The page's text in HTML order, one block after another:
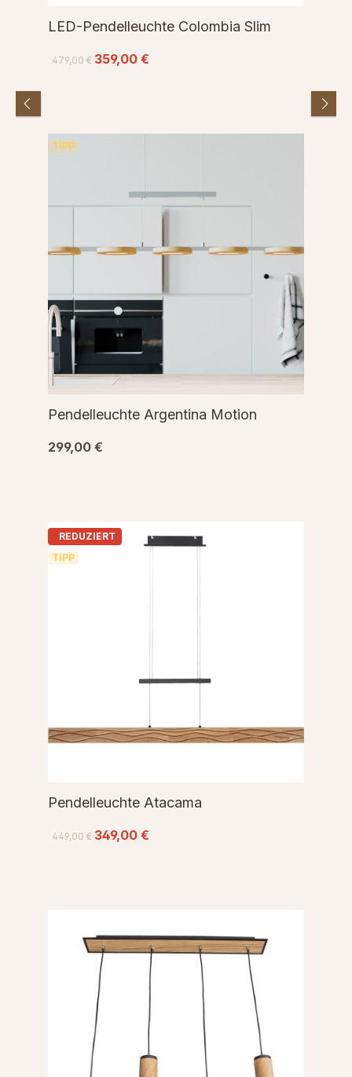
LED-Pendelleuchte Colombia Slim
479,00 € 359,00 €
TIPP
Pendelleuchte Argentina Motion
299,00 €
REDUZIERT
TIPP
Pendelleuchte Atacama
449,00 € 349,00 €